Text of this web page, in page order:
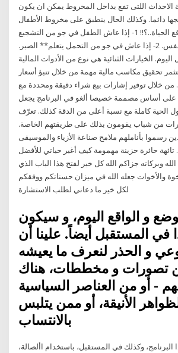
الاحداث اللتى تفع بداخل المخروط يمكن ان يكون a سببا لها اذا راعينا ان
دائما. وكذلك الحال ينطبق على مخروط الأطفال
يتعلمون من واقع الحياة..؟!! 1- إذا عاش الطفل في جو من التشجيع
يتعلم** الثقة بالنفس. 2- إذا عاش في جو من التحمل يتعلم** الصبر.
الخيارات الثنائية هي نوع من الأدوات المالية
تحقيق مكاسب مالية مهمة من خلال تنبؤ أسعار
خلال توفير إشارات بيع شراء دقيقة ومحددة مع
على أساس مصممة خصيصا ألغو في البرنامج يجعل
الحية كاملة مع نسبة أعلى من الدقة كذلك. تعرّف
من شباب يقومون بذلك على طريقتهم الخاصة.
رسموا بأناملهم ملامح صناعة الأزياء والموسيقى
تائهة حائرة حزينة مهمومة كيف أغير حياتي للأفضل
وبركاته جزاكم الله كل خير لفتح هذا الباب الذي
والأخوات جعله الله في ميزان حسناتكم ووفقكم
لكل خير ما دعاني لطلب الاستشارة
و الواقع اليوم، و سيكون
في المستقبل أيضاً. علينا أن
و الحذر لنعرف ما يعيشه
تصورات و مخططات، هناك
- أو من العناصر السياسية
الأنيقة، أو ممن يتلبس
بالانتساب
وكذلك في المستقبل، باستخدام األصالة،